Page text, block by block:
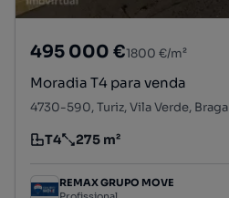
495 000 €1800 €/m²
Moradia T4 para venda
4730-590, Turiz, Vila Verde, Braga
Tipologia
T4
Preço por metro quadrado
275 m²
REMAX GRUPO MOVE